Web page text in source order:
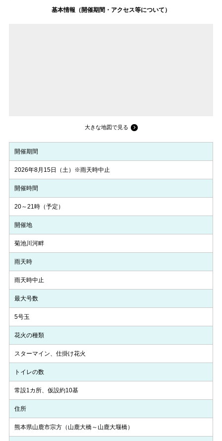
基本情報（開催期間・アクセス等について）
大きな地図で見る
開催期間
2026年8月15日（土）※雨天時中止
開催時間
20～21時（予定）
開催地
菊池川河畔
雨天時
雨天時中止
最大号数
5号玉
花火の種類
スターマイン、仕掛け花火
トイレの数
常設1カ所、仮設約10基
住所
熊本県山鹿市宗方（山鹿大橋～山鹿大堰橋）